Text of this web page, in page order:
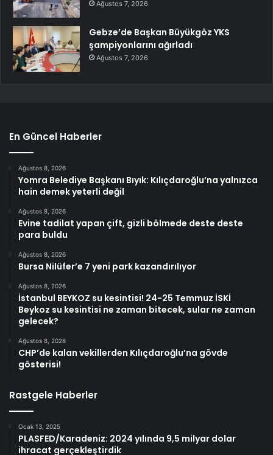
Ağustos 7, 2026
Gebze’de Başkan Büyükgöz YKS
şampiyonlarını ağırladı
Ağustos 7, 2026
En Güncel Haberler
Ağustos 8, 2026
Yomra Belediye Başkanı Bıyık: Kılıçdaroğlu’na yalnızca
hain demek yeterli değil
Ağustos 8, 2026
Evine tadilat yapan çift, gizli bölmede deste deste
para buldu
Ağustos 8, 2026
Bursa Nilüfer’e 7 yeni park kazandırılıyor
Ağustos 8, 2026
İstanbul BEYKOZ su kesintisi! 24-25 Temmuz İSKİ
Beykoz su kesintisi ne zaman bitecek, sular ne zaman
gelecek?
Ağustos 8, 2026
CHP’de kalan vekillerden Kılıçdaroğlu’na gövde
gösterisi!
Rastgele Haberler
Ocak 13, 2025
PLASFED/Karadeniz: 2024 yılında 9,5 milyar dolar
ihracat gerçekleştirdik